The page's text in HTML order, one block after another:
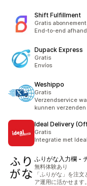
Shift Fulfillment
Gratis
End-to-end
Dupack Express
Gratis
Envíos
Weshippo
Gratis
Verzendservice
kunnen verzenden
Ideal Delivery
Gratis
Integratie met
ふりがな入力欄 ‑
無料体験あり
「ふりがな」を注
ア運用に活かせます。